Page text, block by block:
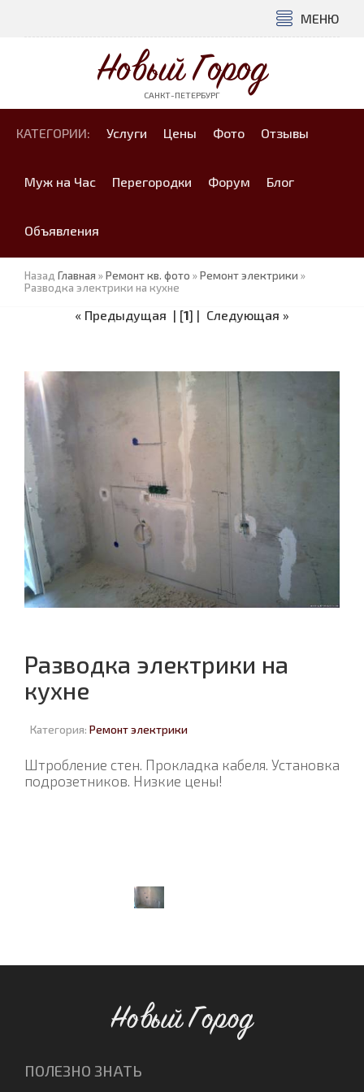
МЕНЮ
Новый Город
САНКТ-ПЕТЕРБУРГ
КАТЕГОРИИ: Услуги Цены Фото Отзывы
Муж на Час Перегородки Форум Блог
Объявления
Назад Главная »Ремонт кв. фото »Ремонт электрики »
Разводка электрики на кухне
« Предыдущая | [1] | Следующая »
Разводка электрики на
кухне
Категория: Ремонт электрики
Штробление стен. Прокладка кабеля. Установка
подрозетников. Низкие цены!
Новый Город
ПОЛЕЗНО ЗНАТЬ